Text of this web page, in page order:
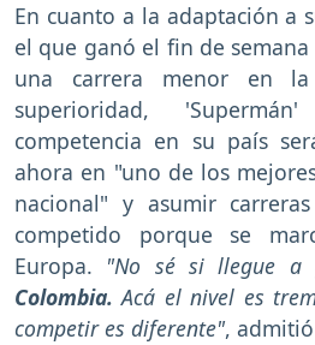
En cuanto a la adaptación a
el que ganó el fin de semana
una carrera menor en
superioridad,
competencia en su país
ahora en "uno de los
nacional" y asumir
competido porque se
Europa. "No sé si llegue a
Colombia. Acá el nivel es
competir es diferente",